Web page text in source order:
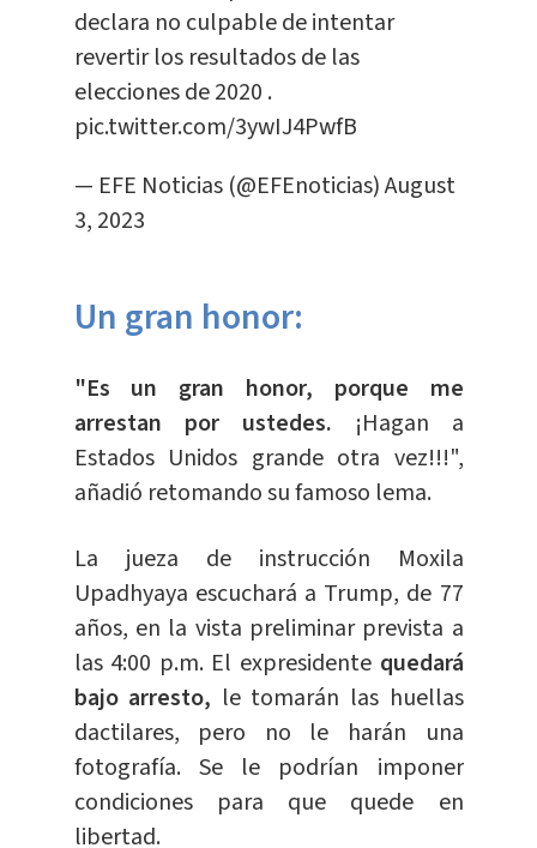
declara no culpable de intentar
revertir los resultados de las
elecciones de 2020 .
pic.twitter.com/3ywIJ4PwfB
— EFE Noticias (@EFEnoticias)August
3, 2023
Un gran honor:
"Es un gran honor, porque me
arrestan por ustedes. ¡Hagan a
Estados Unidos grande otra vez!!!",
añadió retomando su famoso lema.
La jueza de instrucción Moxila
Upadhyaya escuchará a Trump, de 77
años, en la vista preliminar prevista a
las 4:00 p.m. El expresidente quedará
bajo arresto, le tomarán las huellas
dactilares, pero no le harán una
fotografía. Se le podrían imponer
condiciones para que quede en
libertad.